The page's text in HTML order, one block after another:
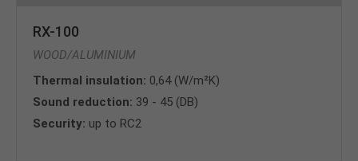
RX-100
WOOD/ALUMINIUM
Thermal insulation: 0,64 (W/m²K)
Sound reduction: 39 - 45 (DB)
Security: up to RC2